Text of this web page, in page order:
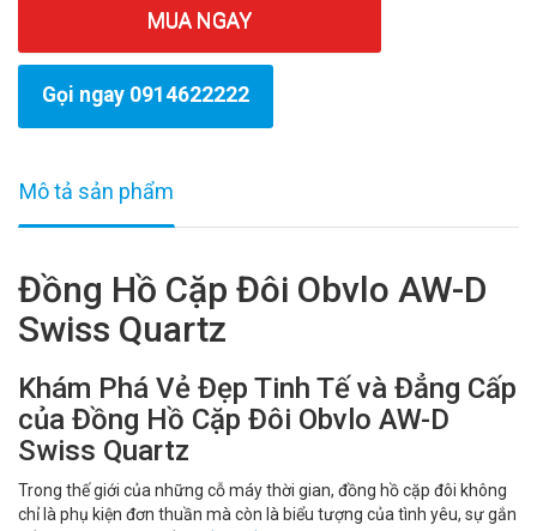
MUA NGAY
Gọi ngay 0914622222
Mô tả sản phẩm
Đồng Hồ Cặp Đôi Obvlo AW-D
Swiss Quartz
Khám Phá Vẻ Đẹp Tinh Tế và Đẳng Cấp
của Đồng Hồ Cặp Đôi Obvlo AW-D
Swiss Quartz
Trong thế giới của những cỗ máy thời gian, đồng hồ cặp đôi không
chỉ là phụ kiện đơn thuần mà còn là biểu tượng của tình yêu, sự gắn